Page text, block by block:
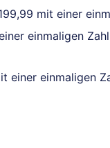
mit einer
einmaligen
einer einmaligen